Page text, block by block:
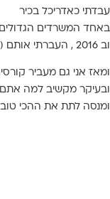
כ אדריכל בכיר
המשרדים
,
העברתי אותם(אז 50
אני גםמעביר קורסים
מקשיב למה אתם
לתת את ההכי טוב